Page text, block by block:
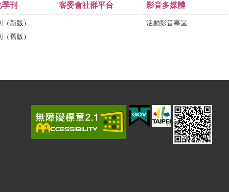
刊
新版）
舊版）
客委會社群平台 影音多媒體
活動影音專區